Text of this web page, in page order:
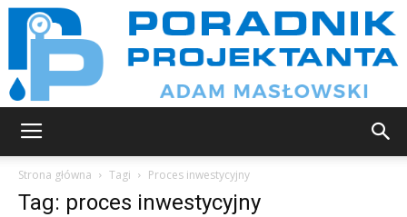
Strona główna Tagi Proces inwestycyjny
Tag: proces inwestycyjny